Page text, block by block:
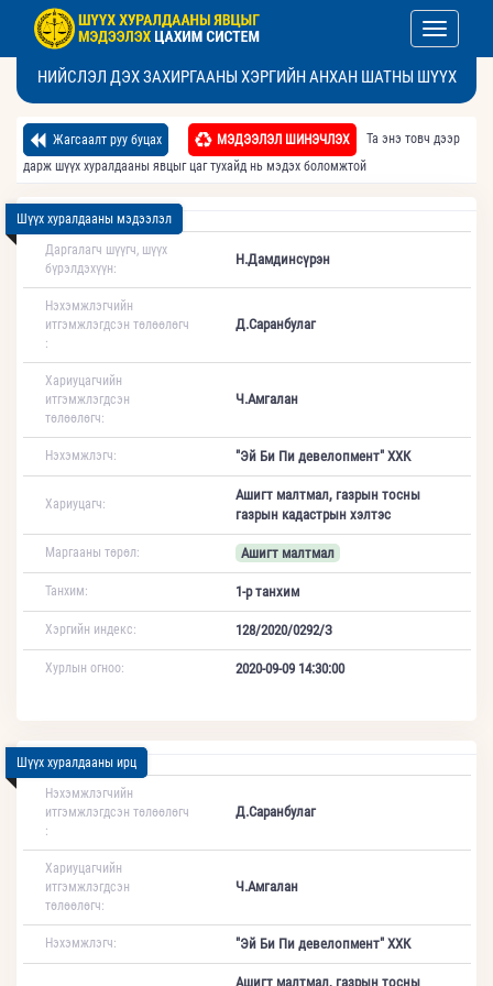
Toggle
НИЙСЛЭЛ ДЭХ ЗАХИРГААНЫ ХЭРГИЙН АНХАН ШАТНЫ ШҮҮХ
Жагсаалт руу буцах МЭДЭЭЛЭЛ ШИНЭЧЛЭХ
Та энэ товч дээр
дарж шүүх хуралдааны явцыг цаг тухайд нь мэдэх боломжтой
Шүүх хуралдааны мэдээлэл
Даргалагч шүүгч, шүүх
бүрэлдэхүүн:
Н.Дамдинсүрэн
Нэхэмжлэгчийн
итгэмжлэгдсэн төлөөлөгч
:
Д.Саранбулаг
Хариуцагчийн
итгэмжлэгдсэн
төлөөлөгч:
Ч.Амгалан
Нэхэмжлэгч: "Эй Би Пи девелопмент" ХХК
Хариуцагч:
Ашигт малтмал, газрын тосны
газрын кадастрын хэлтэс
Маргааны төрөл: Ашигт малтмал
Танхим: 1-р танхим
Хэргийн индекс: 128/2020/0292/З
Хурлын огноо: 2020-09-09 14:30:00
Шүүх хуралдааны ирц
Нэхэмжлэгчийн
итгэмжлэгдсэн төлөөлөгч
:
Д.Саранбулаг
Хариуцагчийн
итгэмжлэгдсэн
төлөөлөгч:
Ч.Амгалан
Нэхэмжлэгч: "Эй Би Пи девелопмент" ХХК
Ашигт малтмал, газрын тосны